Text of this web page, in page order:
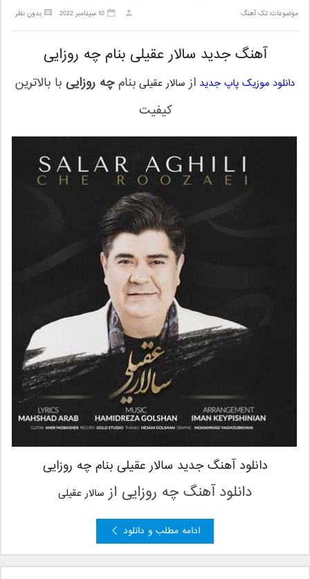
موضوعات:تک آهنگ بدون نظر 10 سپتامبر 2022
آهنگ جدید سالار عقیلی بنام چه روزایی
دانلود موزیک پاپ جدید از سالار عقیلی بنامچه روزایی با بالاترین
کیفیت
دانلود آهنگ جدید سالار عقیلی بنام چه روزایی
دانلود آهنگ چه روزایی از سالار عقیلی
ادامه مطلب و دانلود